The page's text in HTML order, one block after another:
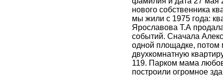
нового собственника
мы жили с 1975 года:
Ярославова Т.А
событий. Сначала
одной площадке, потом
двухкомнатную
119. Парком мама
построили огромное